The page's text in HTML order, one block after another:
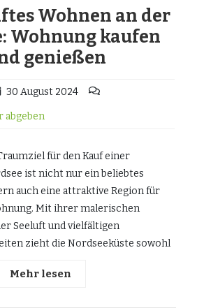
Wohnen an der
Wohnung kaufen
genießen
30 August 2024
abgeben
für den Kauf einer
ist nicht nur ein beliebtes
auch eine attraktive Region für
Mit ihrer malerischen
Seeluft und vielfältigen
zieht die Nordseeküste sowohl
Mehr lesen